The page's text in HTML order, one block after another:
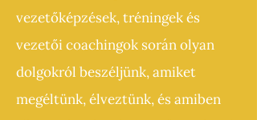
vezetőképzések, tréningek és
vezetői coachingok során olyan
dolgokról beszéljünk, amiket
megéltünk, élveztünk, és amiben